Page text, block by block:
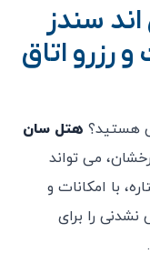
سندز
رزرو اتاق
هستید؟ هتل سان
درخشان، می ‌تواند
آل شما باشد. این هتل 3 ستاره، با امکانات و
‌نشدنی را برای